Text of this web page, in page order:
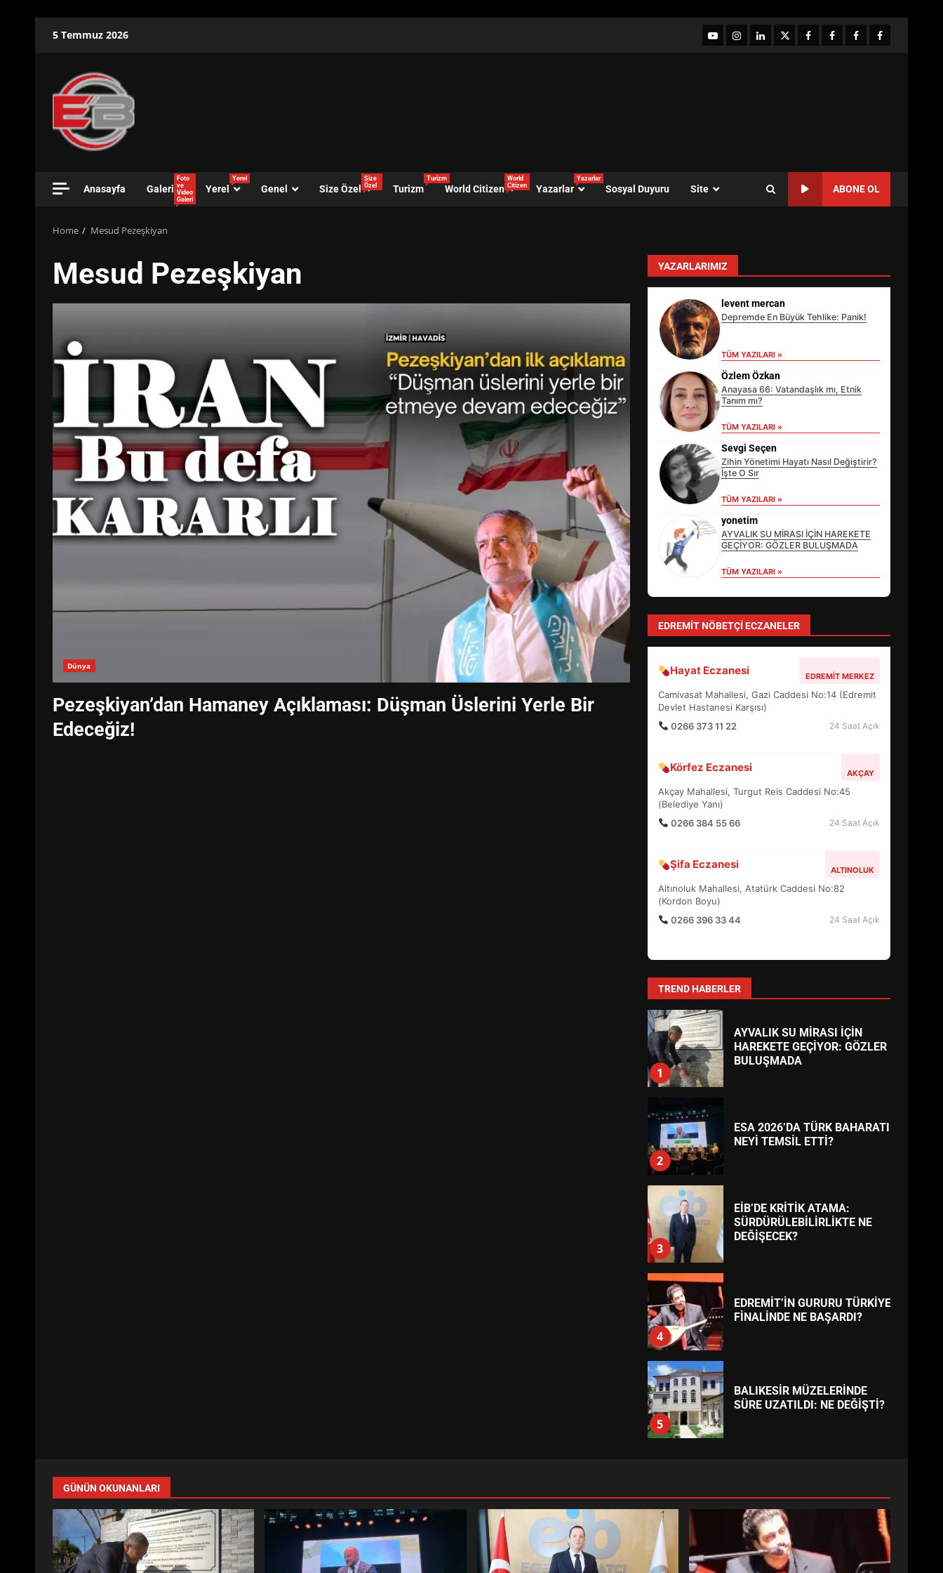
5 Temmuz 2026 YouTubeInstagram
LinkedIntwitterfacebook-Facebook-
Facebook-Facebook-
Anasayfa Galeri
Foto
ve
Video
Galeri
Yerel
Yerel
Genel Size Özel
Size
Özel
Turizm
Turizm
World Citizen
World
Citizen
Yazarlar
Yazarlar
Sosyal Duyuru Site ABONE OL
Home Mesud Pezeşkiyan
Mesud Pezeşkiyan
Dünya
Pezeşkiyan’dan Hamaney Açıklaması: Düşman Üslerini Yerle Bir
Edeceğiz!
YAZARLARIMIZ
levent mercan
Depremde En Büyük Tehlike: Panik!
TÜM YAZILARI »
Özlem Özkan
Anayasa 66: Vatandaşlık mı, Etnik
Tanım mı?
TÜM YAZILARI »
Sevgi Seçen
Zihin Yönetimi Hayatı Nasıl Değiştirir?
İşte O Sır
TÜM YAZILARI »
yonetim
AYVALIK SU MİRASI İÇİN HAREKETE
GEÇİYOR: GÖZLER BULUŞMADA
TÜM YAZILARI »
EDREMIT NÖBETÇI ECZANELER
Hayat Eczanesi EDREMIT MERKEZ
Camivasat Mahallesi, Gazi Caddesi No:14 (Edremit
Devlet Hastanesi Karşısı)
0266 373 11 22
24 Saat Açık
Körfez Eczanesi AKÇAY
Akçay Mahallesi, Turgut Reis Caddesi No:45
(Belediye Yanı)
0266 384 55 66
24 Saat Açık
Şifa Eczanesi ALTINOLUK
Altınoluk Mahallesi, Atatürk Caddesi No:82
(Kordon Boyu)
0266 396 33 44
24 Saat Açık
TREND HABERLER
3
DEĞİŞECEK?
4
EDREMİT’İN GURURU TÜRKİYE
FİNALİNDE NE BAŞARDI?
5
BALIKESİR MÜZELERİNDE
SÜRE UZATILDI: NE DEĞİŞTİ?
6
BURHANİYE SATRANÇ
TURNUVASI KAYITLARI NEYİ
DEĞİŞTİRİYOR?
7
BELEDİYESPOR’DA YENİ
1
AYVALIK SU MİRASI İÇİN
HAREKETE GEÇİYOR: GÖZLER
BULUŞMADA
2
ESA 2026’DA TÜRK BAHARATI
NEYİ TEMSİL ETTİ?
3
EİB’DE KRİTİK ATAMA:
SÜRDÜRÜLEBİLİRLİKTE NE
DEĞİŞECEK?
4
EDREMİT’İN GURURU TÜRKİYE
FİNALİNDE NE BAŞARDI?
5
BALIKESİR MÜZELERİNDE
SÜRE UZATILDI: NE DEĞİŞTİ?
6
DEĞİŞTİRİYOR?
BURHANİYE
GÜNÜN OKUNANLARI